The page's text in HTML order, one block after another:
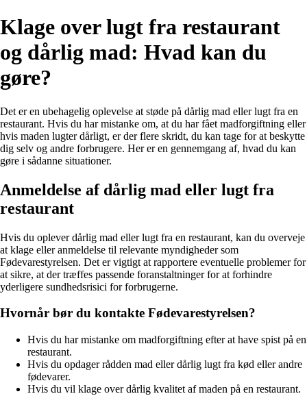
Klage over lugt fra restaurant
og dårlig mad: Hvad kan du
gøre?
Det er en ubehagelig oplevelse at støde på dårlig mad eller lugt fra en
restaurant. Hvis du har mistanke om, at du har fået madforgiftning eller
hvis maden lugter dårligt, er der flere skridt, du kan tage for at beskytte
dig selv og andre forbrugere. Her er en gennemgang af, hvad du kan
gøre i sådanne situationer.
Anmeldelse af dårlig mad eller lugt fra
restaurant
Hvis du oplever dårlig mad eller lugt fra en restaurant, kan du overveje
at klage eller anmeldelse til relevante myndigheder som
Fødevarestyrelsen. Det er vigtigt at rapportere eventuelle problemer for
at sikre, at der træffes passende foranstaltninger for at forhindre
yderligere sundhedsrisici for forbrugerne.
Hvornår bør du kontakte Fødevarestyrelsen?
Hvis du har mistanke om madforgiftning efter at have spist på en
restaurant.
Hvis du opdager rådden mad eller dårlig lugt fra kød eller andre
fødevarer.
Hvis du vil klage over dårlig kvalitet af maden på en restaurant.